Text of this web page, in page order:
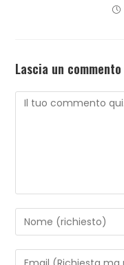
Lascia un commento